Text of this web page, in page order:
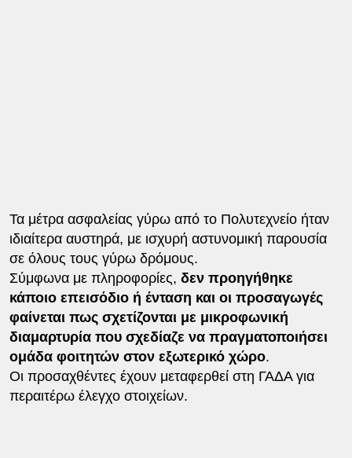
Τα μέτρα ασφαλείας γύρω από το Πολυτεχνείο ήταν
ιδιαίτερα αυστηρά, με ισχυρή αστυνομική παρουσία
σε όλους τους γύρω δρόμους.
Σύμφωνα με πληροφορίες, δεν προηγήθηκε
κάποιο επεισόδιο ή ένταση και οι προσαγωγές
φαίνεται πως σχετίζονται με μικροφωνική
διαμαρτυρία που σχεδίαζε να πραγματοποιήσει
ομάδα φοιτητών στον εξωτερικό χώρο.
Οι προσαχθέντες έχουν μεταφερθεί στη ΓΑΔΑ για
περαιτέρω έλεγχο στοιχείων.